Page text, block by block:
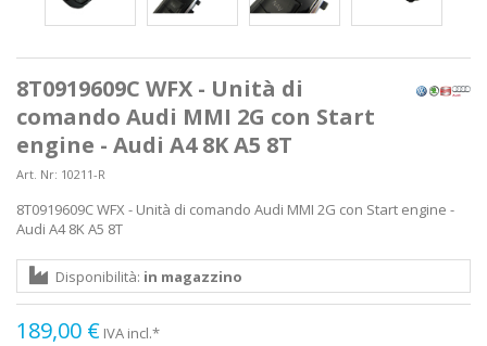
8T0919609C WFX - Unità di
comando Audi MMI 2G con Start
engine - Audi A4 8K A5 8T
Art. Nr: 10211-R
8T0919609C WFX - Unità di comando Audi MMI 2G con Start engine -
Audi A4 8K A5 8T
Disponibilità: in magazzino
189,00 € IVA incl.*